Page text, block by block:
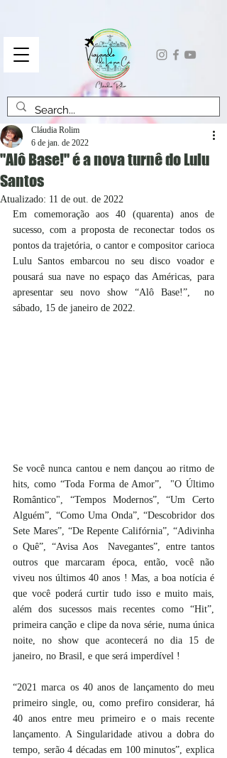
"Alô Base!" é a nova turnê do Lulu
Santos
Cláudia Rolim
6 de jan. de 2022
Atualizado: 11 de out. de 2022
Em comemoração aos 40 (quarenta) anos de
sucesso, com a proposta de reconectar todos os
pontos da trajetória, o cantor e compositor carioca
Lulu Santos embarcou no seu disco voador e
pousará sua nave no espaço das Américas, para
apresentar seu novo show “Alô Base!”,  no
sábado, 15 de janeiro de 2022.
Se você nunca cantou e nem dançou ao ritmo de
hits, como “Toda Forma de Amor”,  "O Último
Romântico", “Tempos Modernos”, “Um Certo
Alguém”, “Como Uma Onda”, “Descobridor dos
Sete Mares”, “De Repente Califórnia”, “Adivinha
o Quê”, “Avisa Aos  Navegantes”, entre tantos
outros que marcaram época, então, você não
viveu nos últimos 40 anos ! Mas, a boa notícia é
que você poderá curtir tudo isso e muito mais,
além dos sucessos mais recentes como “Hit”,
primeira canção e clipe da nova série, numa única
noite, no show que acontecerá no dia 15 de
janeiro, no Brasil, e que será imperdível !
“2021 marca os 40 anos de lançamento do meu
primeiro single, ou, como prefiro considerar, há
40 anos entre meu primeiro e o mais recente
lançamento. A Singularidade ativou a dobra do
tempo, serão 4 décadas em 100 minutos”, explica